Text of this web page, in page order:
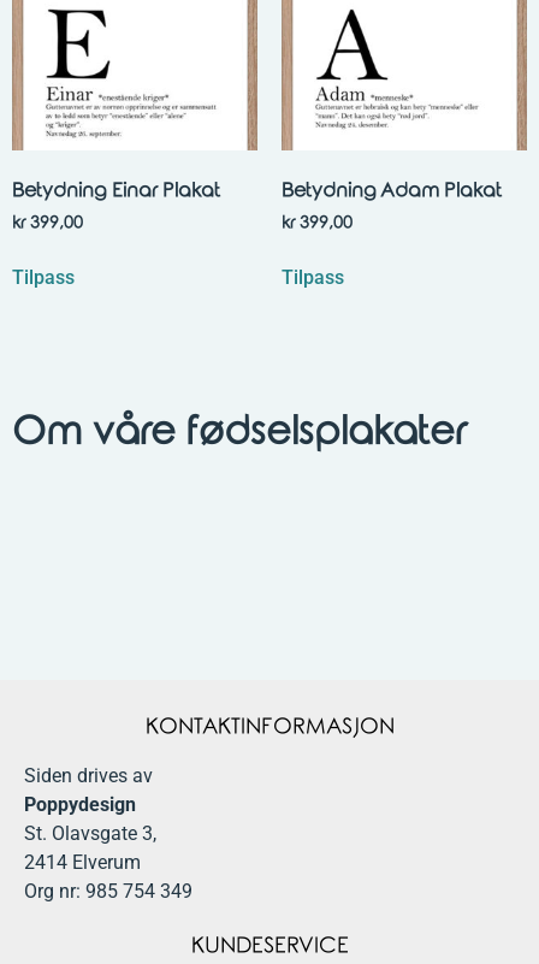
Betydning Einar Plakat
kr399,00
Tilpass
Betydning Adam Plakat
kr399,00
Tilpass
Om våre fødselsplakater
KONTAKTINFORMASJON
Siden drives av
Poppydesign
St. Olavsgate 3,
2414 Elverum
Org nr: 985 754 349
KUNDESERVICE